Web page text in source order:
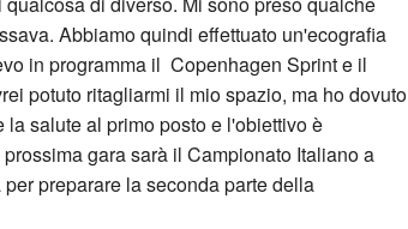
Abbiamo quindi effettuato un'ecografia
in programma il Copenhagen Sprint e il
potuto ritagliarmi il mio spazio, ma ho dovuto
salute al primo posto e l'obiettivo è
gara sarà il Campionato Italiano a
preparare la seconda parte della